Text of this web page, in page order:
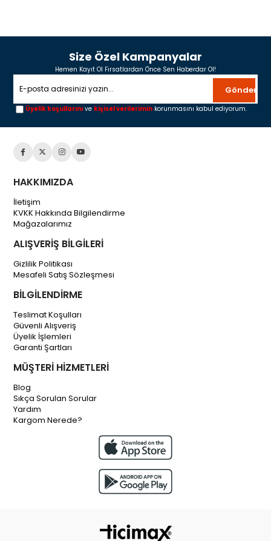
Size Özel Kampanyalar
Hemen Kayıt Ol Fırsatlardan Önce Sen Haberdar Ol!
Gönder
Üyelik koşullarını ve kişisel verilerimin korunmasını kabul ediyorum.
HAKKIMIZDA
İletişim
KVKK Hakkında Bilgilendirme
Mağazalarımız
ALIŞVERİŞ BİLGİLERİ
Gizlilik Politikası
Mesafeli Satış Sözleşmesi
BİLGİLENDİRME
Teslimat Koşulları
Güvenli Alışveriş
Üyelik İşlemleri
Garanti Şartları
MÜŞTERİ HİZMETLERİ
Blog
Sıkça Sorulan Sorular
Yardım
Kargom Nerede?